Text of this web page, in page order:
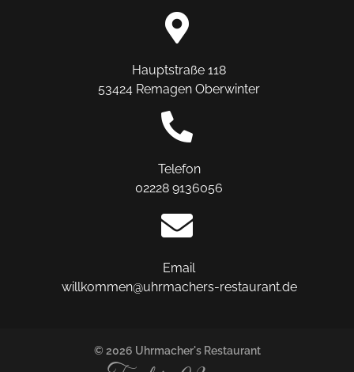
Hauptstraße 118
53424 Remagen Oberwinter
Telefon
02228 9136056
Email
willkommen@uhrmachers-restaurant.de
© 2026 Uhrmacher's Restaurant